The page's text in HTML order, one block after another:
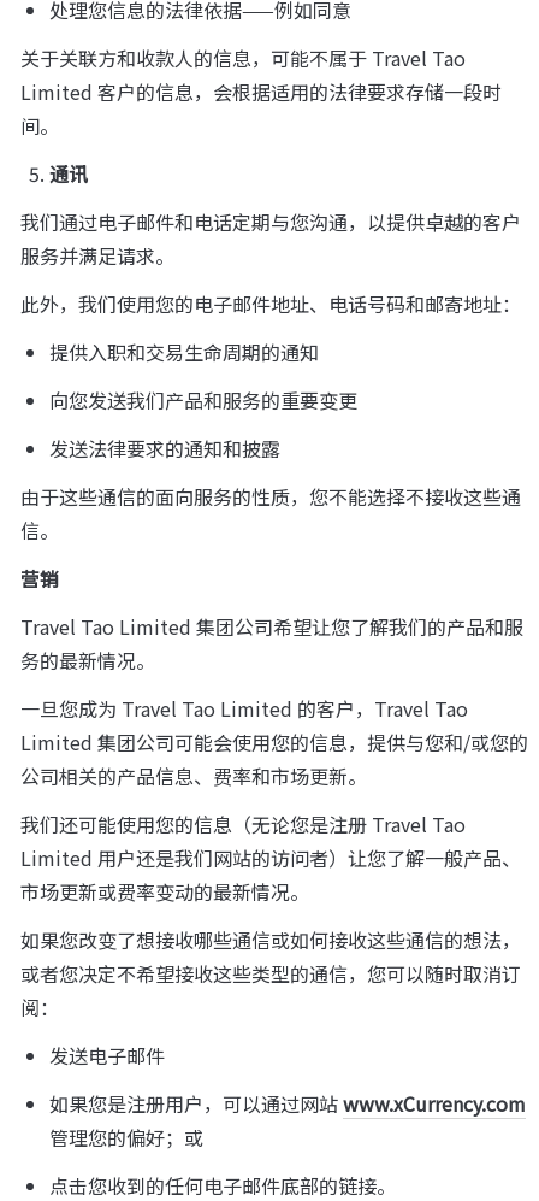
处理您信息的法律依据——例如同意
关于关联方和收款人的信息，可能不属于 Travel Tao
Limited 客户的信息，会根据适用的法律要求存储一段时
间。
通讯
我们通过电子邮件和电话定期与您沟通，以提供卓越的客户
服务并满足请求。
此外，我们使用您的电子邮件地址、电话号码和邮寄地址：
提供入职和交易生命周期的通知
向您发送我们产品和服务的重要变更
发送法律要求的通知和披露
由于这些通信的面向服务的性质，您不能选择不接收这些通
信。
营销
Travel Tao Limited 集团公司希望让您了解我们的产品和服
务的最新情况。
一旦您成为 Travel Tao Limited 的客户，Travel Tao
Limited 集团公司可能会使用您的信息，提供与您和/或您的
公司相关的产品信息、费率和市场更新。
我们还可能使用您的信息（无论您是注册 Travel Tao
Limited 用户还是我们网站的访问者）让您了解一般产品、
市场更新或费率变动的最新情况。
如果您改变了想接收哪些通信或如何接收这些通信的想法，
或者您决定不希望接收这些类型的通信，您可以随时取消订
阅：
发送电子邮件
如果您是注册用户，可以通过网站 www.xCurrency.com
管理您的偏好；或
点击您收到的任何电子邮件底部的链接。